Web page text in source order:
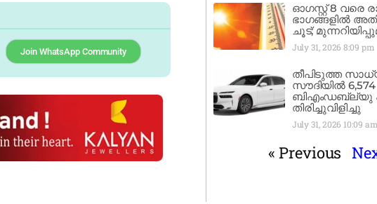
Join WhatsApp Community
ഓഗസ്റ്റ് 8 വരെ
ഭാഗങ്ങളിൽ
ചൂട്;
July 31, 20268:09 pm
തീപിടുത്ത
സൗദിയിൽ 6,574
ബിഎംഡബ്ല്യു
തിരിച്ചുവിളിച്ചു
July 31, 2026 10:09 am
« Previous